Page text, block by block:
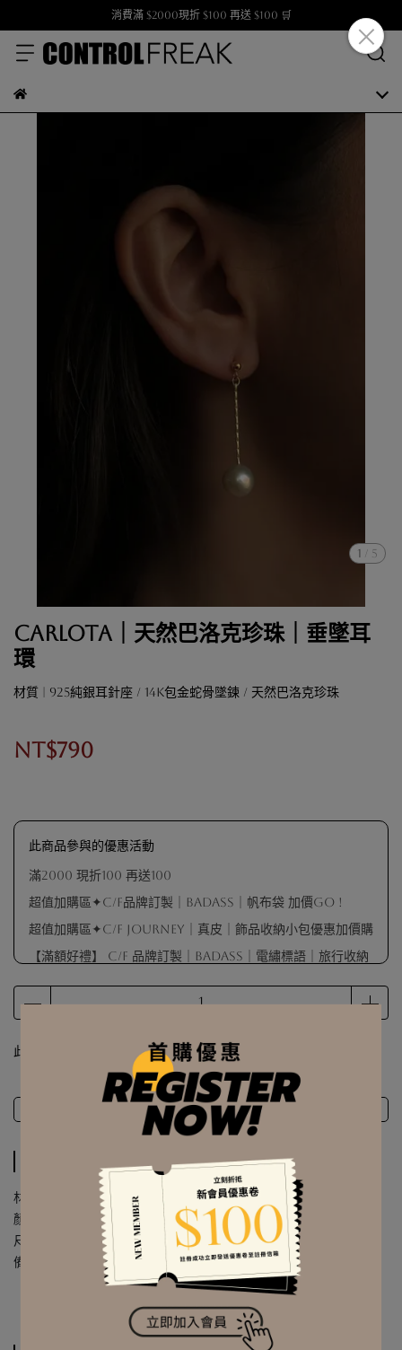
消費滿 $2000現折 $100 再送 $100 🛒
1 5
Carlota｜天然巴洛克珍珠｜垂墜耳
環
材質 | 925純銀耳針座 / 14K包金蛇骨墜鍊 / 天然巴洛克珍珠
NT$790
此商品參與的優惠活動
滿2000 現折100 再送100
超值加購區✦C/F品牌訂製｜BADASS｜帆布袋 加價GO !
超值加購區✦C/F Journey｜真皮｜飾品收納小包優惠加價購
【滿額好禮】 C/F 品牌訂製｜BADASS｜電繡標語｜旅行收納
【滿額好禮】品牌擦拭布（數量有限 贈完為止）
【滿額好禮】 C/F 品牌訂製｜麂皮袋（顏色隨機出貨）
此商品 「 最高 」可以折抵紅利50點 (約等於
詳細規格
材質 | 925純銀耳針座 / 14K包金蛇骨墜鍊 / 天然巴洛克珍珠
顏色 | 金色／圓潤飽滿色澤
尺寸｜全長約 4 cm／珍珠尺寸約 1 x 1 cm
備註｜